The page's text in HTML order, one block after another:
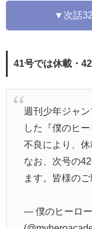
▼次話
41号では休載・
週刊少年ジャ
した『僕のヒ
不良により、休
なお、次号の
ます。皆様の
— 僕のヒーロ